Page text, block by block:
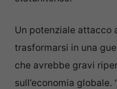
Un potenziale attacco
trasformarsi in una
che avrebbe gravi
sull’economia globale.